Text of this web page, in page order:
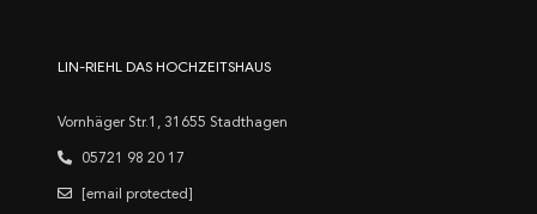
LIN-RIEHL DAS HOCHZEITSHAUS
Vornhäger Str.1, 31655 Stadthagen
05721 98 20 17
[email protected]